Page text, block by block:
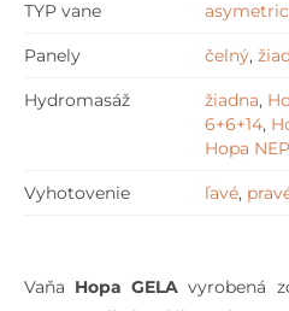
TYP vane
Panely čelný,
Hydromasáž žiadna,
6+6+14,
Hopa
Vyhotovenie ľavé,
Vaňa Hopa GELAvyrobená